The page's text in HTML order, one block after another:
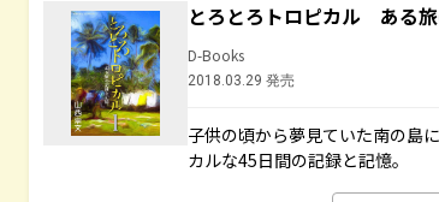
とろとろトロピカル ある
D-Books
2018.03.29 発売
子供の頃から夢見ていた南の島
カルな45日間の記録と記憶。